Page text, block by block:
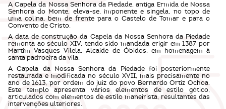
A Capela da Nossa Senhora da Piedade, antiga Ermida de Nossa
Senhora do Monte, eleva-se, imponente e singela, no topo de
uma colina, bem de frente para o Castelo de Tomar e para o
Convento de Cristo.
A data de construção da Capela da Nossa Senhora da Piedade
remonta ao século XIV, tendo sido mandada erigir em 1387 por
Martim Vasques Vilela, Alcaide de Óbidos, em homenagem à
santa padroeira da vila.
A Capela da Nossa Senhora da Piedade foi posteriormente
restaurada e modificada no século XVII, mais precisamente no
ano de 1613, por ordem do juiz do povo Bernardo Ortiz Ochoa.
Este templo apresenta vários elementos de estilo gótico,
articulados com elementos de estilo maneirista, resultantes das
intervenções ulteriores.